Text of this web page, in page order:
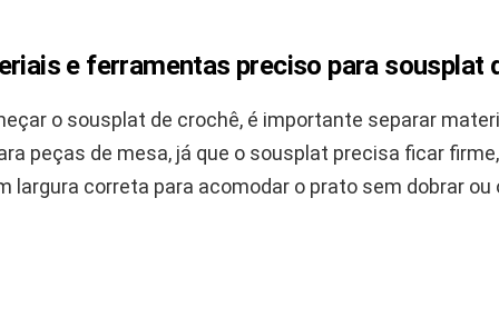
e ferramentas preciso para sousplat
o sousplat de crochê, é importante separar
peças de mesa, já que o sousplat precisa ficar
largura correta para acomodar o prato sem dobrar ou